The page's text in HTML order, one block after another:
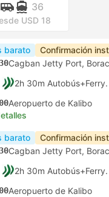
36
USD 18
barato Confirmación
Cagban Jetty Port,
Aeropuerto de Kalibo
barato Confirmación
Cagban Jetty Port,
Aeropuerto de Kalibo